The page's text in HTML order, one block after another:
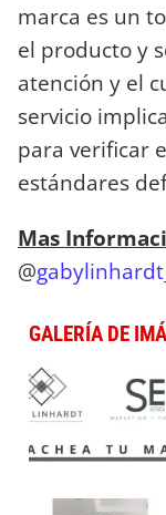
marca es un
el producto y
atención y el
servicio
para verificar
estándares
Mas
@
GALERÍA DE